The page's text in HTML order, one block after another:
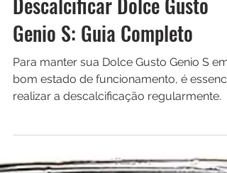
Cafeteira Tech
30 de ago. de 2024
Descalcificar Dolce Gusto
Genio S: Guia Completo
Para manter sua Dolce Gusto Genio S em
realizar a descalcificação regularmente.